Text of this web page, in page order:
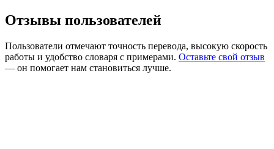
Отзывы пользователей
Пользователи отмечают точность перевода, высокую скорость
работы и удобство словаря с примерами. Оставьте свой отзыв
— он помогает нам становиться лучше.